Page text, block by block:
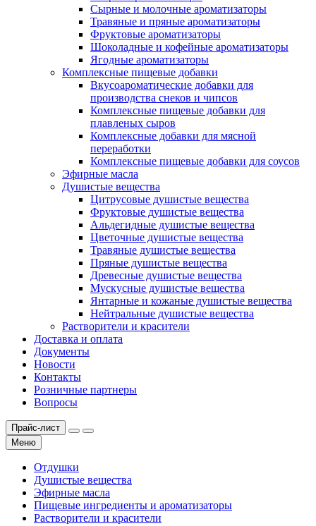
Сырные и молочные ароматизаторы
Травяные и пряные ароматизаторы
Фруктовые ароматизаторы
Шоколадные и кофейные ароматизаторы
Ягодные ароматизаторы
Комплексные пищевые добавки
Вкусоароматические добавки для
производства снеков и чипсов
Комплексные пищевые добавки для
плавленых сыров
Комплексные добавки для мясной
переработки
Комплексные пищевые добавки для соусов
Эфирные масла
Душистые вещества
Цитрусовые душистые вещества
Фруктовые душистые вещества
Альдегидные душистые вещества
Цветочные душистые вещества
Травяные душистые вещества
Пряные душистые вещества
Древесные душистые вещества
Мускусные душистые вещества
Янтарные и кожаные душистые вещества
Нейтральные душистые вещества
Растворители и красители
Доставка и оплата
Документы
Новости
Контакты
Розничные партнеры
Вопросы
Прайс-лист
Меню
Отдушки
Душистые вещества
Эфирные масла
Пищевые ингредиенты и ароматизаторы
Растворители и красители